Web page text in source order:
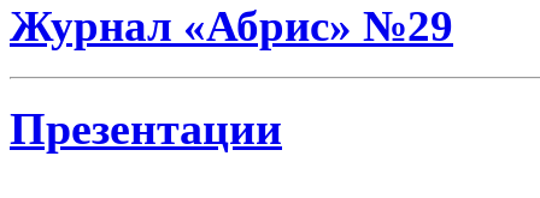
Журнал «Абрис» №29
Презентации